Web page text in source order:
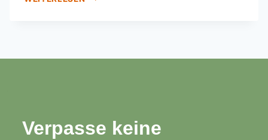
Verpasse keine